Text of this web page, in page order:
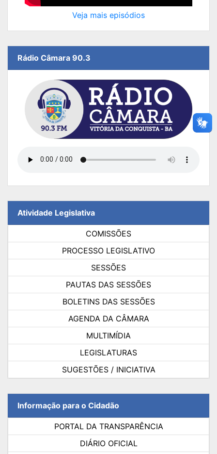
Veja mais episódios
Rádio Câmara 90.3
Atividade Legislativa
COMISSÕES
PROCESSO LEGISLATIVO
SESSÕES
PAUTAS DAS SESSÕES
BOLETINS DAS SESSÕES
AGENDA DA CÂMARA
MULTIMÍDIA
LEGISLATURAS
SUGESTÕES / INICIATIVA
Informação para o Cidadão
PORTAL DA TRANSPARÊNCIA
DIÁRIO OFICIAL